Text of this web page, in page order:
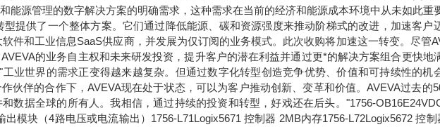
能源管理的数字解决方案的明确需求，这种需求在当前的经济和能源成本环境中从未如此重
提供了一个整体方案。它们通过降低能源、碳和资源强度来推动阶梯式的改进，加速客户
件和工业信息SaaS供应商，并发展为仅订阅的业务模式。此次收购将加速这一转变。尽管
的业务自主权和未来研发投资，提升客户的潜在利益并通过更*的解决方案组合更快地
业世界的需求正变得越来越复杂。但通过数字化转型创造竞争优势、价值和可持续性的机
伙伴的合作下，AVEVA现在处于状态，可以为客户推动创新、变革和价值。AVEVA过去的
数据全球的所有人。我相信，通过持续的投资和转型，好戏还在后头。"1756-
模块（4路电压或电流输出）1756-L71Logix5671 控制器 2MB内存1756-L72Logix5672 控制